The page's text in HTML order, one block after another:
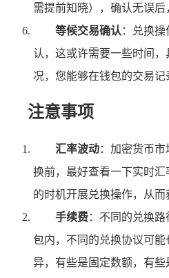
需提前知晓），确认无误后
等候交易确认 ：兑换
认，这或许需要一些时间
况，您能够在钱包的交易记
注意事项
汇率波动：加密货币
换前，最好查看一下实时汇
的时机开展兑换操作，从而
手续费：不同的兑换
包内，不同的兑换协议可
异，有些是固定数额，有些